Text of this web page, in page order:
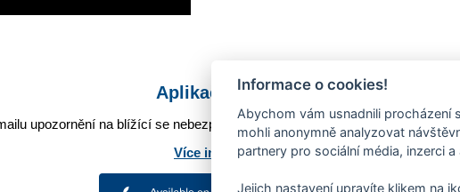
Aplikace Mobilní rozhlas
upozornění na blížící se nebezpečí, odstávky, poruchy a výpadky
Více informací o aplikaci
Informace o cookies!
Abychom vám usnadnili procházení
mohli anonymně analyzovat
partnery pro sociální média, inzerci a
Jejich nastavení upravíte klikem na